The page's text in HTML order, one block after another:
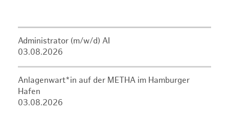
Administrator (m/w/d) AI
03.08.2026
Anlagenwart*in auf der METHA im Hamburger
Hafen
03.08.2026